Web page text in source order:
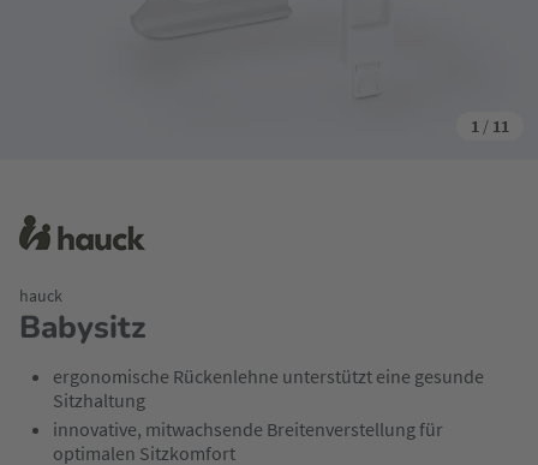
1 / 11
Babysitz
hauck
ergonomische Rückenlehne unterstützt eine gesunde
Sitzhaltung
innovative, mitwachsende Breitenverstellung für
optimalen Sitzkomfort